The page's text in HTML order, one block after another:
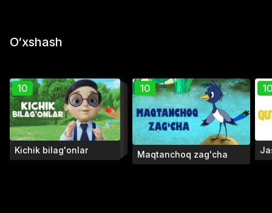
O‘xshash
10
Kichik bilag'onlar
10
Maqtanchoq zag'cha